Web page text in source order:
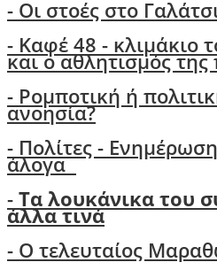
- Οι στοές στο
- Καφέ 48 - κλιμάκιο
και ο αθλητισμός
- Ρομποτική ή
ανοησία?
- Πολίτες -
άλογα
-Τα λουκάνικα του
άλλα τινά
- Ο τελευταίος